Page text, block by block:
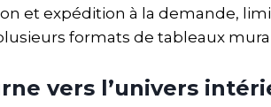
et expédition à la demande,
formats de tableaux
vers l’univers